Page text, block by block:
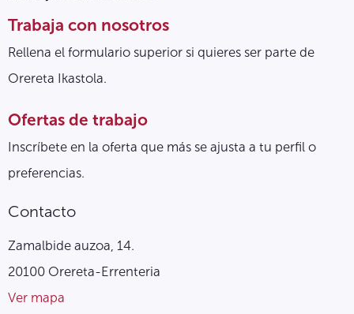
Trabaja con nosotros
Rellena el formulario superior si quieres ser parte de
Orereta Ikastola.
Ofertas de trabajo
Inscríbete en la oferta que más se ajusta a tu perfil o
preferencias.
Contacto
Zamalbide auzoa, 14.
20100 Orereta-Errenteria
Ver mapa